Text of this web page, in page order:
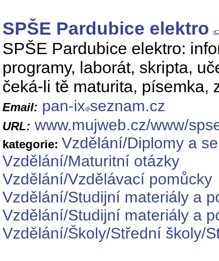
SPŠE Pardubice elektro
SPŠE Pardubice elektro:
programy, laborát, skripta,
čeká-li tě maturita, písemka,
Email: pan-ix seznam.cz
URL: www.mujweb.cz/www/
kategorie: Vzdělání/Diplomy a
Vzdělání/Maturitní otázky
Vzdělání/Vzdělávací pomůcky
Vzdělání/Studijní materiály a
Vzdělání/Studijní materiály a
Vzdělání/Školy/Střední školy/